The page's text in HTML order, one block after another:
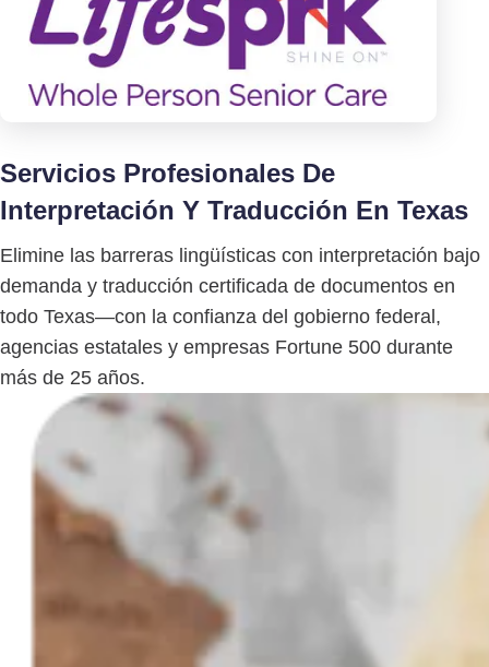
Servicios Profesionales De
Interpretación Y Traducción En Texas
Elimine las barreras lingüísticas con interpretación bajo
demanda y traducción certificada de documentos en
todo Texas—con la confianza del gobierno federal,
agencias estatales y empresas Fortune 500 durante
más de 25 años.